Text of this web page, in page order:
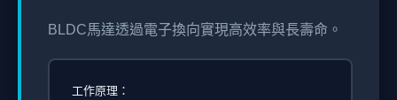
BLDC馬達透過電子換向實現高效率與長壽命。
工作原理：